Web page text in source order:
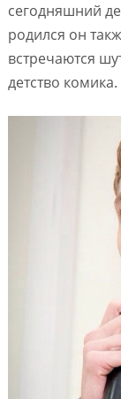
сегодняшний
родился он
встречаются
детство комика.